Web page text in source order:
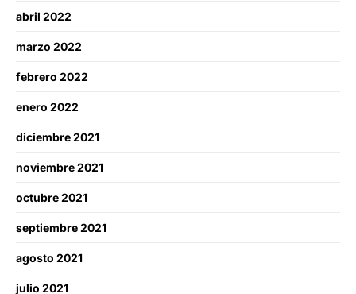
abril 2022
marzo 2022
febrero 2022
enero 2022
diciembre 2021
noviembre 2021
octubre 2021
septiembre 2021
agosto 2021
julio 2021